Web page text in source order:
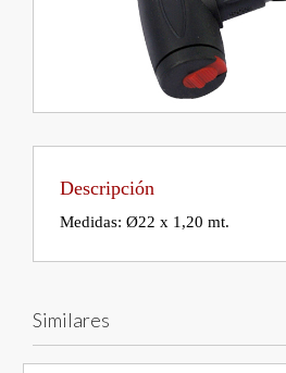
Descripción
Medidas: Ø22 x 1,20 mt.
Similares